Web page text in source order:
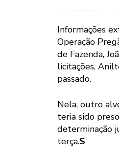
Informações
Operação
de Fazenda,
licitações,
passado.
Nela, outro
teria sido
determinação
terça.S